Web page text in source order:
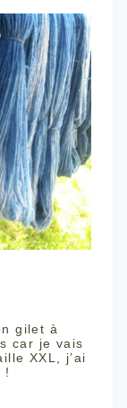
gilet à
car je vais
XXL, j’ai
!